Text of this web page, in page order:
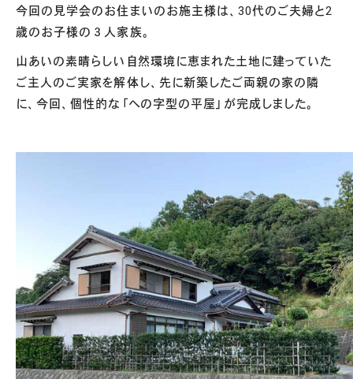
今回の見学会のお住まいのお施主様は、30代のご夫婦と2
歳のお子様の３人家族。
山あいの素晴らしい自然環境に恵まれた土地に建っていた
ご主人のご実家を解体し、先に新築したご両親の家の隣
に、今回、個性的な「への字型の平屋」が完成しました。